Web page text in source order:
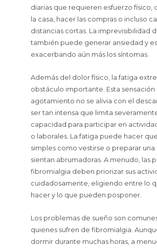
diarias que requieren esfuerzo físico,
la casa, hacer las compras o incluso
distancias cortas. La imprevisibilidad
también puede generar ansiedad y
exacerbando aún más los síntomas.
Además del dolor físico, la fatiga
obstáculo importante. Esta sensación
agotamiento no se alivia con el
ser tan intensa que limita
capacidad para participar en
o laborales. La fatiga puede hacer
simples como vestirse o preparar una
sientan abrumadoras. A menudo, las
fibromialgia deben priorizar sus
cuidadosamente, eligiendo entre lo
hacer y lo que pueden posponer.
Los problemas de sueño son
quienes sufren de fibromialgia.
dormir durante muchas horas, a